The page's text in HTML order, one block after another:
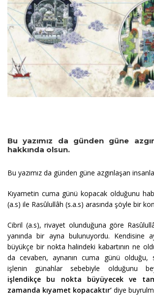
Bu yazımız da günden güne
hakkında olsun.
Bu yazımız da günden güne azgınlaşan
Kıyametin cuma günü kopacak olduğunu
(a.s) ile Rasûlullâh (s.a.s) arasında şöyle bir
Cibril (a.s), rivayet olunduğuna göre
yanında bir ayna bulunuyordu. Kendisine
büyükçe bir nokta halindeki kabartının ne
da cevaben, aynanın cuma günü olduğu,
işlenin günahlar sebebiyle olduğunu
işlendikçe bu nokta büyüyecek ve
zamanda kıyamet kopacaktır’ diye